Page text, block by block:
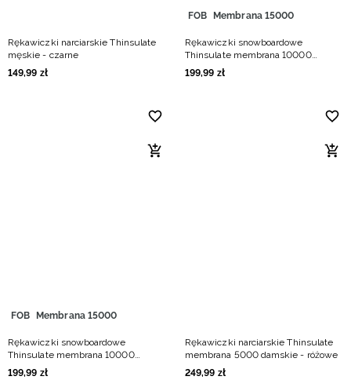
Rękawiczki narciarskie Thinsulate
męskie - czarne
149,99 zł
FOB Membrana 15000
Rękawiczki snowboardowe
Thinsulate membrana 10000
damskie - czarne
199,99 zł
FOB Membrana 15000
Rękawiczki snowboardowe
Thinsulate membrana 10000
damskie - fioletowe
199,99 zł
Rękawiczki narciarskie Thinsulate
membrana 5000 damskie - różowe
249,99 zł